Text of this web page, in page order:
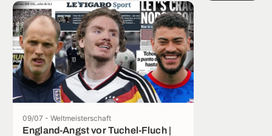
England-Angst vor Tuchel-Fluch |
09/07 - Weltmeisterschaft